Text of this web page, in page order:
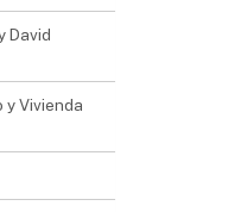
David
Vivienda